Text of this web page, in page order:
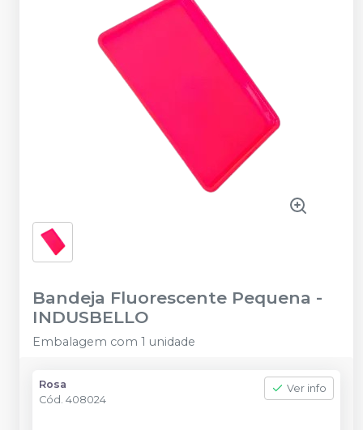
Bandeja Fluorescente Pequena -
INDUSBELLO
Embalagem com 1 unidade
Rosa
Cód. 408024
Ver info